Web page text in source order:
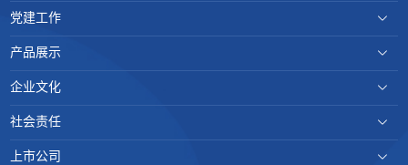
党建工作
产品展示
企业文化
社会责任
上市公司